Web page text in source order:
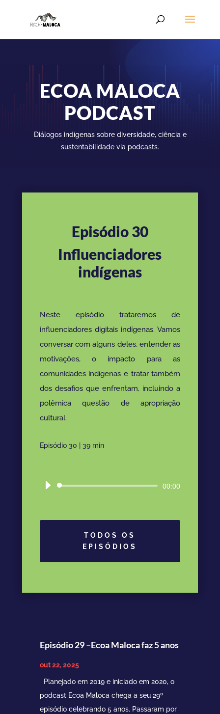
ECOA MALOCA
PODCAST
Diálogos indígenas sobre diversidade, ciência e
sustentabilidade via podcasts.
Episódio 30
Influenciadores
indígenas
Neste episódio trataremos de
influenciadores digitais indígenas. Vamos
conversar com alguns deles, entender as
motivações, o impacto para as
comunidades indígenas e tratar também
dos desafios que enfrentam, incluindo a
polêmica questão de apropriação
cultural.
Episódio 30 | 39 min
Tocador
00:00
TODOS OS
EPISÓDIOS
Episódio 29 –Ecoa Maloca faz 5 anos
out 22, 2025
Planejado em 2019 e iniciado em 2020, o
podcast Ecoa Maloca chega a seu 29º
episódio celebrando 5 anos. Passaram por